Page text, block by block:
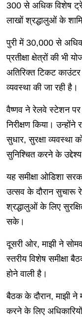
300 से अधिक विशेष
लाखों श्रद्धालुओं के
पुरी में 30,000 से अधिक
प्रतीक्षा क्षेत्रों की भी
अतिरिक्त टिकट काउंटर
व्यवस्था की जा रही है।
वैष्णव ने रेलवे स्टेशन
निरीक्षण किया। उन्होंने
सुधार, सुरक्षा
सुनिश्चित करने के
यह समीक्षा ओडिशा
उत्सव के दौरान सुचारू
श्रद्धालुओं के लिए
सके।
दूसरी ओर, माझी ने
स्तरीय विशेष समीक्षा
होने वाली है।
बैठक के दौरान, माझी
करने के लिए